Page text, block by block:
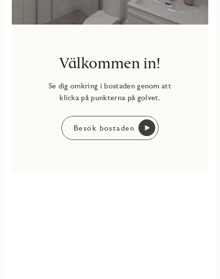
Välkommen in!
Se dig omkring i bostaden genom att
klicka på punkterna på golvet.
Besök bostaden